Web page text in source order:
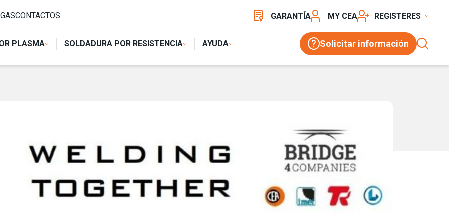
PLASMA SOLDADURA POR RESISTENCIA AYUDA Solicitar información
CONTACTOS GARANTÍA MY CEA REGISTER